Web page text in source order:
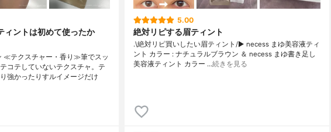
ィントは初めて使ったか
≪テクスチャー・香り≫筆でスッ
コテしていないテクスチャ。テ
強かったりすルイメージだけ
5.00
絶対リピする眉ティント
.\絶対リピ買いしたい眉ティント/▶︎ necess まゆ美容液ティ
ント カラー : ナチュラルブラウン ＆ necess まゆ書き足し
美容液ティント カラー …続きを見る